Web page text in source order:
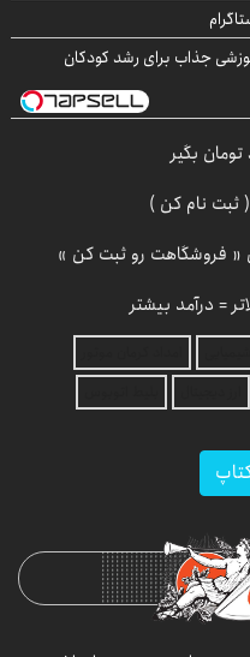
جذاب برای رشد کودکان
ثبت نام کن )
« فروشگاهت رو ثبت کن »
= درآمد بیشتر